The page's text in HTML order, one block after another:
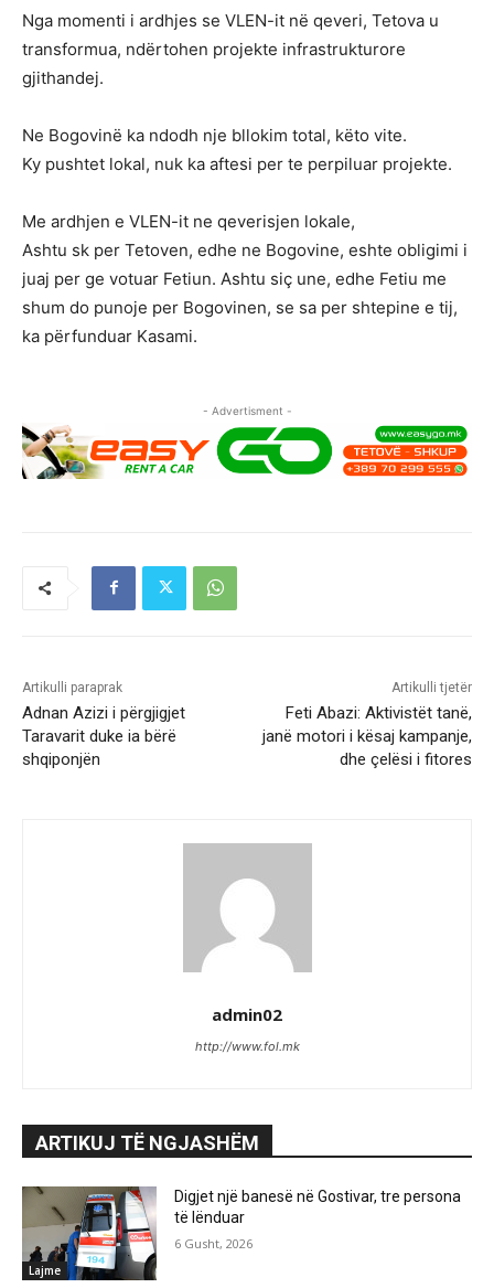
Nga momenti i ardhjes se VLEN-it në qeveri, Tetova u
transformua, ndërtohen projekte infrastrukturore
gjithandej.
Ne Bogovinë ka ndodh nje bllokim total, këto vite.
Ky pushtet lokal, nuk ka aftesi per te perpiluar projekte.
Me ardhjen e VLEN-it ne qeverisjen lokale,
Ashtu sk per Tetoven, edhe ne Bogovine, eshte obligimi i
juaj per ge votuar Fetiun. Ashtu siç une, edhe Fetiu me
shum do punoje per Bogovinen, se sa per shtepine e tij,
ka përfunduar Kasami.
- Advertisment -
Artikulli paraprak
Adnan Azizi i përgjigjet
Taravarit duke ia bërë
shqiponjën
Artikulli tjetër
Feti Abazi: Aktivistët tanë,
janë motori i kësaj kampanje,
dhe çelësi i fitores
admin02
http://www.fol.mk
ARTIKUJ TË NGJASHËM
Lajme
Digjet një banesë në Gostivar, tre persona
të lënduar
6 Gusht, 2026